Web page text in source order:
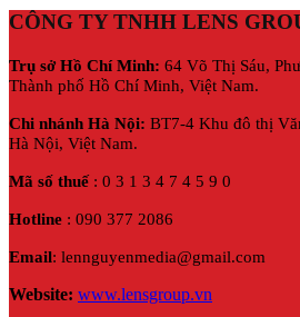
CÔNG TY TNHH LENS
Trụ sở Hồ Chí Minh: 64 Võ Thị Sáu,
Thành phố Hồ Chí Minh, Việt Nam.
Chi nhánh Hà Nội: BT7-4 Khu đô thị
Hà Nội, Việt Nam.
Mã số thuế: 0 3 1 3 4 7 4 5 9 0
Hotline : 090 377 2086
Email: lennguyenmedia@gmail.com
Website: www.lensgroup.vn